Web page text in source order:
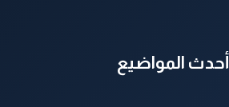
أحدث المواضيع